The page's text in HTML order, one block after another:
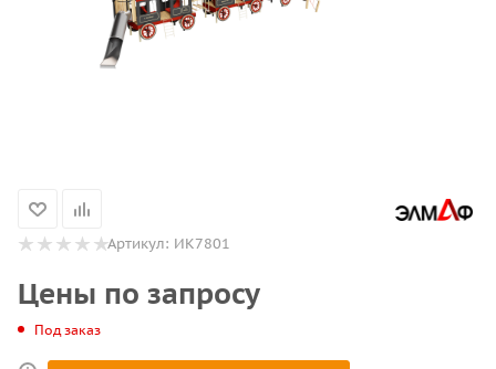
Артикул: ИК7801
Цены по запросу
Под заказ